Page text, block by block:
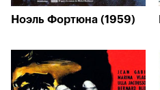
Ноэль Фортюна (1959)